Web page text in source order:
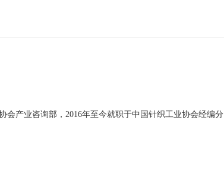
产业咨询部，2016年至今就职于中国针织工业协会经编分